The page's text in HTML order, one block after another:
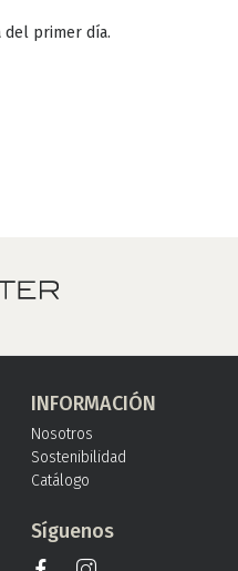
del primer día.
INFORMACIÓN
Nosotros
Sostenibilidad
Catálogo
Síguenos